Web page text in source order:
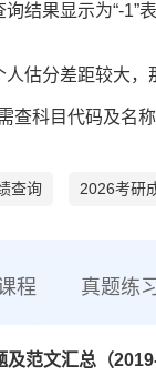
结果显示为“-1”
估分差距较大
查科目代码及名
查询 2026考研
程 真题练
范文汇总（